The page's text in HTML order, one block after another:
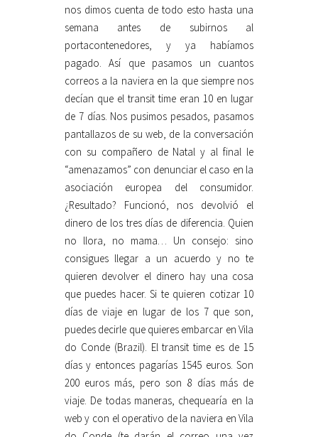
nos dimos cuenta de todo esto hasta una
semana antes de subirnos al
portacontenedores, y ya habíamos
pagado. Así que pasamos un cuantos
correos a la naviera en la que siempre nos
decían que el transit time eran 10 en lugar
de 7 días. Nos pusimos pesados, pasamos
pantallazos de su web, de la conversación
con su compañero de Natal y al final le
“amenazamos” con denunciar el caso en la
asociación europea del consumidor.
¿Resultado? Funcionó, nos devolvió el
dinero de los tres días de diferencia. Quien
no llora, no mama… Un consejo: sino
consigues llegar a un acuerdo y no te
quieren devolver el dinero hay una cosa
que puedes hacer. Si te quieren cotizar 10
días de viaje en lugar de los 7 que son,
puedes decirle que quieres embarcar en Vila
do Conde (Brazil). El transit time es de 15
días y entonces pagarías 1545 euros. Son
200 euros más, pero son 8 días más de
viaje. De todas maneras, chequearía en la
web y con el operativo de la naviera en Vila